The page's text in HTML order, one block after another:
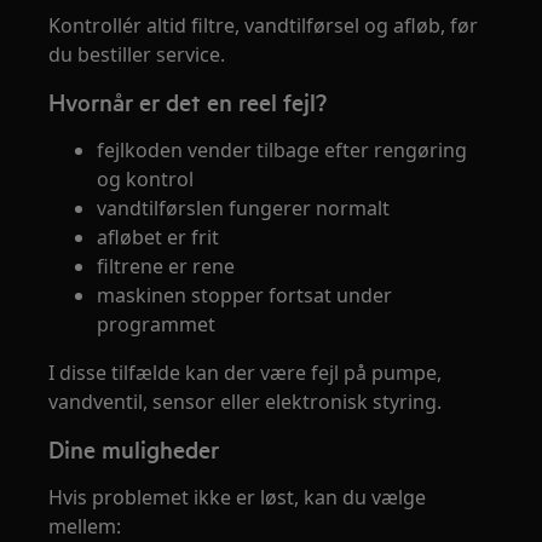
Kontrollér altid filtre, vandtilførsel og afløb, før
du bestiller service.
Hvornår er det en reel fejl?
fejlkoden vender tilbage efter rengøring
og kontrol
vandtilførslen fungerer normalt
afløbet er frit
filtrene er rene
maskinen stopper fortsat under
programmet
I disse tilfælde kan der være fejl på pumpe,
vandventil, sensor eller elektronisk styring.
Dine muligheder
Hvis problemet ikke er løst, kan du vælge
mellem: